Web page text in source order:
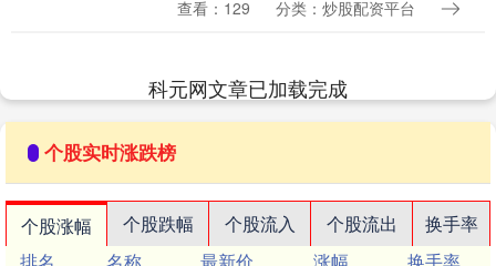
查看：129 分类：炒股配资平台
科元网文章已加载完成
个股实时涨跌榜
个股涨幅 个股跌幅 个股流入 个股流出
换手率